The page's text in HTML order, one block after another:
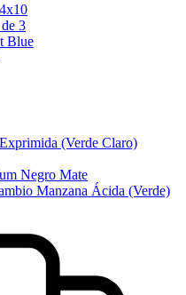
3
Blue
(Verde Claro)
Negro Mate
Manzana Ácida (Verde)